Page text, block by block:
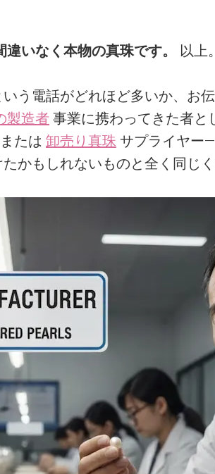
いなく本物の真珠です。 以上。
う電話がどれほど多いか、お
製造者 事業に携わってきた者と
たは 卸売り真珠 サプライヤー
かもしれないものと全く同じく